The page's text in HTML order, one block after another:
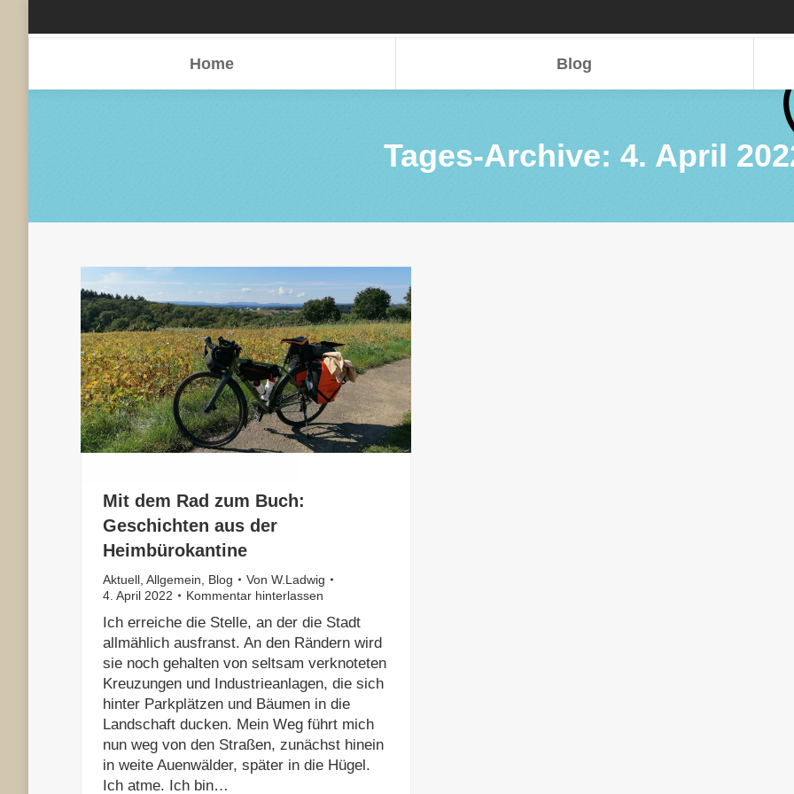
Home Blog
Tages-Archive: 4. April
Mit dem Rad zum Buch:
Geschichten aus der
Heimbürokantine
Aktuell Allgemein Blog Von W.Ladwig
4. April 2022
Kommentar hinterlassen
Ich erreiche die Stelle, an der die Stadt
allmählich ausfranst. An den Rändern wird
sie noch gehalten von seltsam verknoteten
Kreuzungen und Industrieanlagen, die sich
hinter Parkplätzen und Bäumen in die
Landschaft ducken. Mein Weg führt mich
nun weg von den Straßen, zunächst hinein
in weite Auenwälder, später in die Hügel.
Ich atme. Ich bin…